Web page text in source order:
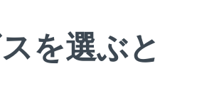
を選ぶと